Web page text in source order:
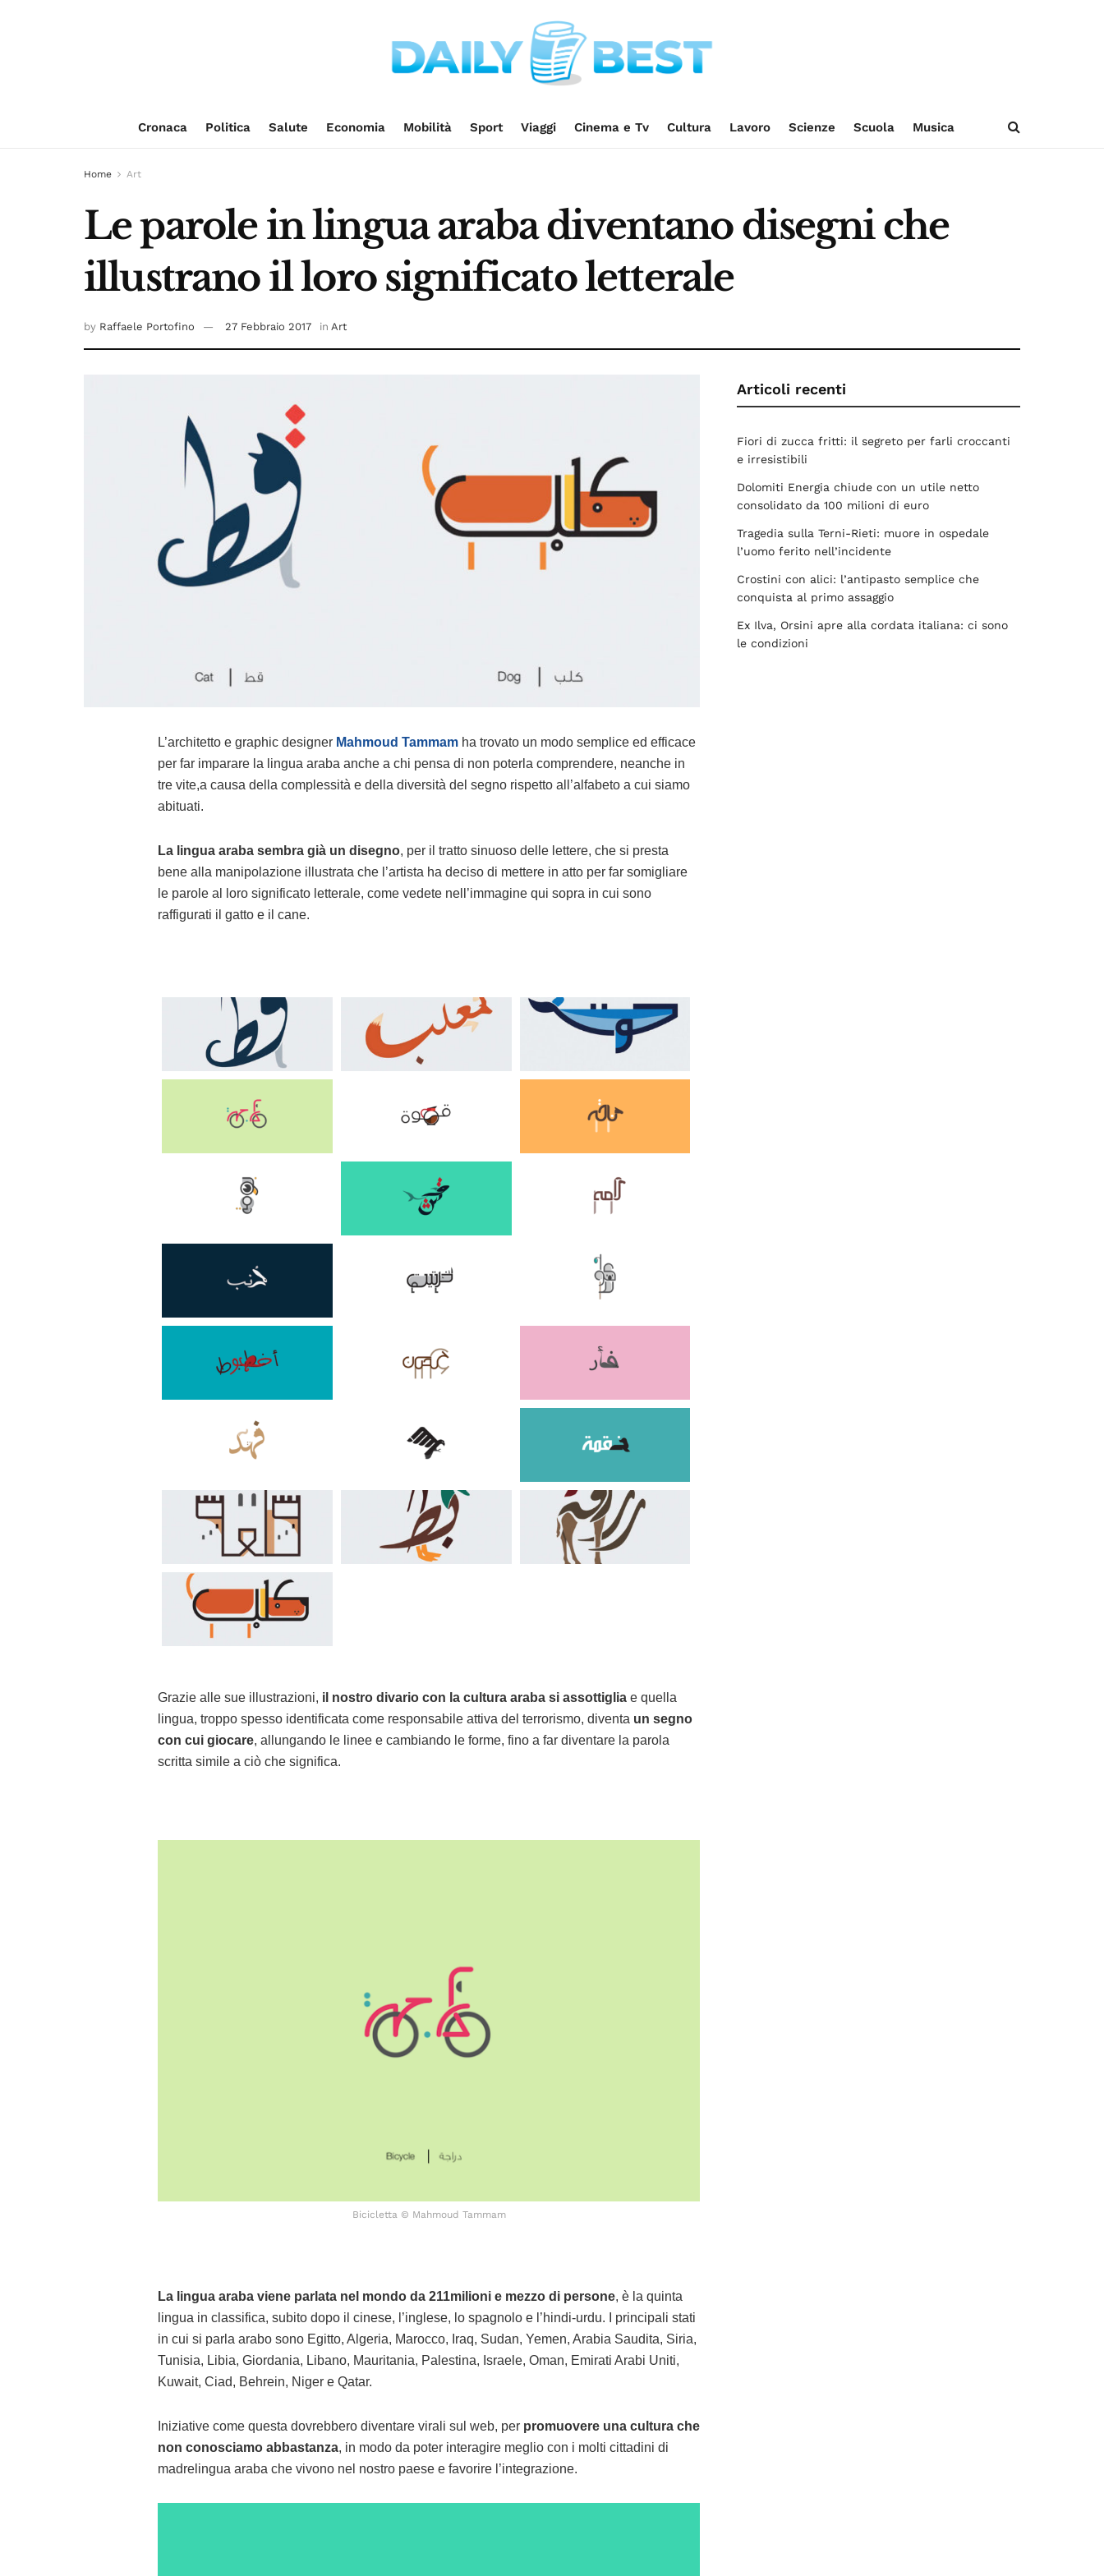
Cronaca Politica Salute Economia Mobilità Sport Viaggi Cinema e Tv Cultura Lavoro Scienze Scuola Musica
Home Art
Le parole in lingua araba diventano disegni che
illustrano il loro significato letterale
by Raffaele Portofino 27 Febbraio 2017 in Art
L’architetto e graphic designer Mahmoud Tammam ha trovato un modo semplice ed efficace
per far imparare la lingua araba anche a chi pensa di non poterla comprendere, neanche in
tre vite,a causa della complessità e della diversità del segno rispetto all’alfabeto a cui siamo
abituati.
La lingua araba sembra già un disegno, per il tratto sinuoso delle lettere, che si presta
bene alla manipolazione illustrata che l’artista ha deciso di mettere in atto per far somigliare
le parole al loro significato letterale, come vedete nell’immagine qui sopra in cui sono
raffigurati il gatto e il cane.
Grazie alle sue illustrazioni, il nostro divario con la cultura araba si assottiglia e quella
lingua, troppo spesso identificata come responsabile attiva del terrorismo, diventa un segno
con cui giocare, allungando le linee e cambiando le forme, fino a far diventare la parola
scritta simile a ciò che significa.
Bicicletta © Mahmoud Tammam
La lingua araba viene parlata nel mondo da 211milioni e mezzo di persone, è la quinta
lingua in classifica, subito dopo il cinese, l’inglese, lo spagnolo e l’hindi-urdu. I principali stati
in cui si parla arabo sono Egitto, Algeria, Marocco, Iraq, Sudan, Yemen, Arabia Saudita, Siria,
Tunisia, Libia, Giordania, Libano, Mauritania, Palestina, Israele, Oman, Emirati Arabi Uniti,
Kuwait, Ciad, Behrein, Niger e Qatar.
Iniziative come questa dovrebbero diventare virali sul web, per promuovere una cultura che
non conosciamo abbastanza, in modo da poter interagire meglio con i molti cittadini di
madrelingua araba che vivono nel nostro paese e favorire l’integrazione.
Articoli recenti
Fiori di zucca fritti: il segreto per farli croccanti
e irresistibili
Dolomiti Energia chiude con un utile netto
consolidato da 100 milioni di euro
Tragedia sulla Terni-Rieti: muore in ospedale
l’uomo ferito nell’incidente
Crostini con alici: l’antipasto semplice che
conquista al primo assaggio
Ex Ilva, Orsini apre alla cordata italiana: ci sono
le condizioni